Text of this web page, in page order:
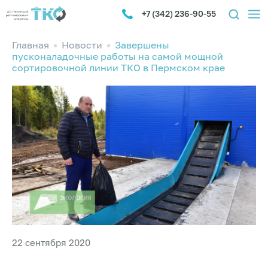
+7 (342) 236-90-55
Главная Новости
Завершены
пусконаладочные работы на самой мощной​
сортировочной линии ТКО в Пермском крае
22 сентября 2020